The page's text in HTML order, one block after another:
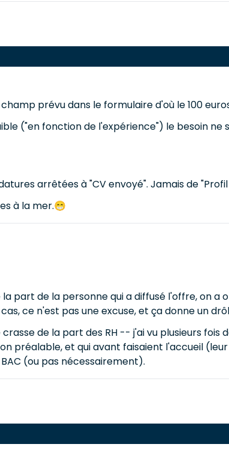
prévu dans le formulaire d'où le 100
("en fonction de l'expérience") le besoin
arrêtées à "CV envoyé". Jamais de "Profil
à la mer.😁
part de la personne qui a diffusé l'offre, on
ce n'est pas une excuse, et ça donne un
de la part des RH -- j'ai vu plusieurs fois
préalable, et qui avant faisaient l'accueil
(ou pas nécessairement).